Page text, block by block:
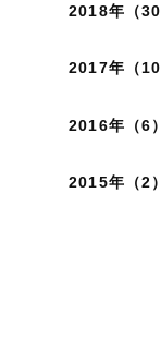
2018年（
2017年（
2016年（6）
2015年（2）